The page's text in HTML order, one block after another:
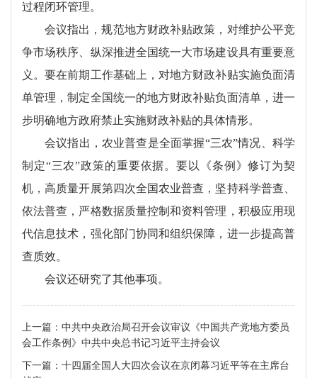
过程闭环管理。
会议指出，规范地方财政补贴政策，对维护公平竞
争市场秩序、纵深推进全国统一大市场建设具有重要意
义。要在前期工作基础上，对地方财政补贴实施负面清
单管理，制定全国统一的地方财政补贴负面清单，进一
步明确地方政府禁止实施财政补贴的具体情形。
会议指出，农业普查是全面掌握“三农”情况、科学
制定“三农”政策的重要依据。要以《条例》修订为契
机，高质量开展第四次全国农业普查，坚持科学普查、
依法普查，严格数据质量控制和资料管理，积极应用现
代信息技术，强化部门协同和组织保障，进一步提高普
查质效。
会议还研究了其他事项。
上一篇： 中共中央政治局召开会议审议《中国共产党地方委员
会工作条例》中共中央总书记习近平主持会议
下一篇： 十四届全国人大四次会议在京闭幕习近平等在主席台